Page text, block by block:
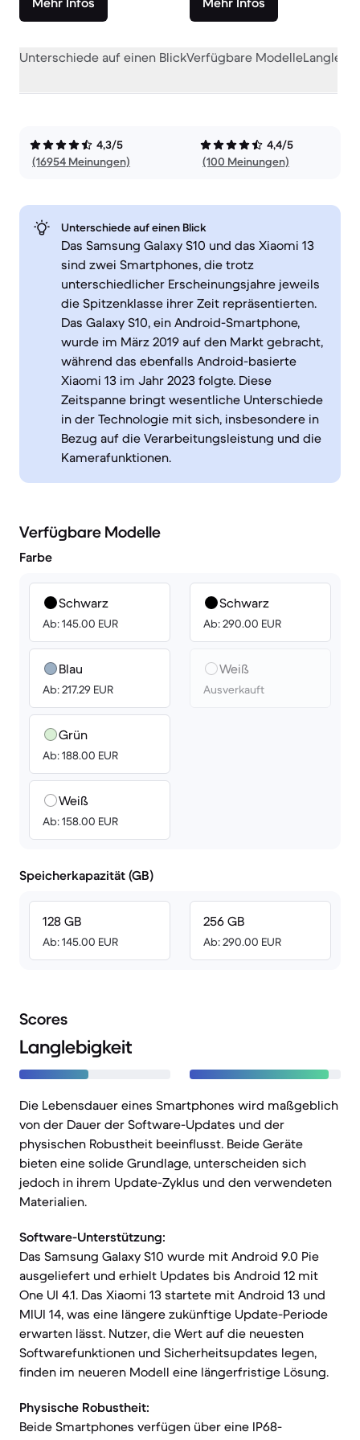
Unterschiede auf einen BlickVerfügbare Modelle
4,3/5
(16954 Meinungen)
4,4/5
(100 Meinungen)
Unterschiede auf einen Blick
Das Samsung Galaxy S10 und das Xiaomi 13
sind zwei Smartphones, die trotz
unterschiedlicher Erscheinungsjahre jeweils
die Spitzenklasse ihrer Zeit repräsentierten.
Das Galaxy S10, ein Android-Smartphone,
wurde im März 2019 auf den Markt gebracht,
während das ebenfalls Android-basierte
Xiaomi 13 im Jahr 2023 folgte. Diese
Zeitspanne bringt wesentliche Unterschiede
in der Technologie mit sich, insbesondere in
Bezug auf die Verarbeitungsleistung und die
Kamerafunktionen.
Verfügbare Modelle
Farbe
Schwarz
Ab: 145.00 EUR
Blau
Ab: 217.29 EUR
Grün
Ab: 188.00 EUR
Weiß
Ab: 158.00 EUR
Schwarz
Ab: 290.00 EUR
Weiß
Ausverkauft
Speicherkapazität (GB)
128 GB
Ab: 145.00 EUR
256 GB
Ab: 290.00 EUR
Scores
Langlebigkeit
Die Lebensdauer eines Smartphones wird maßgeblich
von der Dauer der Software-Updates und der
physischen Robustheit beeinflusst. Beide Geräte
bieten eine solide Grundlage, unterscheiden sich
jedoch in ihrem Update-Zyklus und den verwendeten
Materialien.
Software-Unterstützung:
Das Samsung Galaxy S10 wurde mit Android 9.0 Pie
ausgeliefert und erhielt Updates bis Android 12 mit
One UI 4.1. Das Xiaomi 13 startete mit Android 13 und
MIUI 14, was eine längere zukünftige Update-Periode
erwarten lässt. Nutzer, die Wert auf die neuesten
Softwarefunktionen und Sicherheitsupdates legen,
finden im neueren Modell eine längerfristige Lösung.
Physische Robustheit:
Beide Smartphones verfügen über eine IP68-